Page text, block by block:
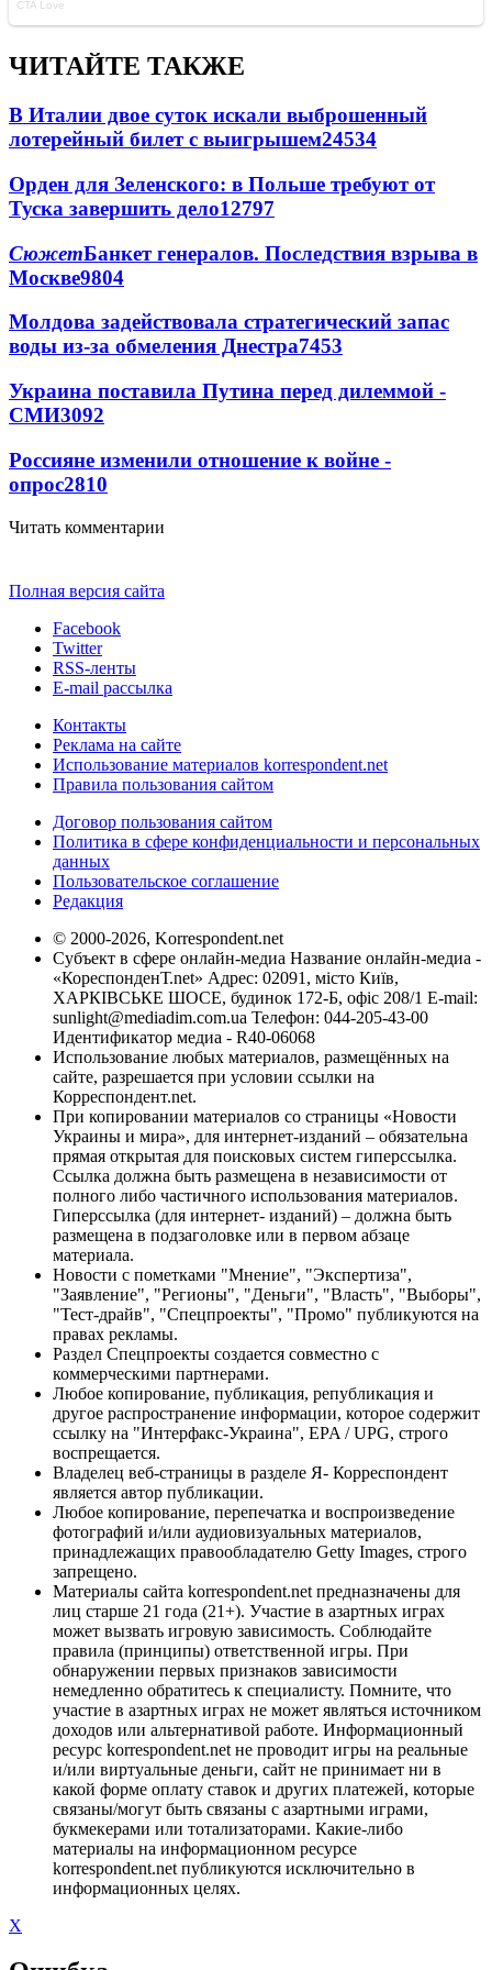
ЧИТАЙТЕ ТАКЖЕ
В Италии двое суток искали выброшенный
лотерейный билет с выигрышем24534
Орден для Зеленского: в Польше требуют от
Туска завершить дело12797
СюжетБанкет генералов. Последствия взрыва в
Москве9804
Молдова задействовала стратегический запас
воды из-за обмеления Днестра7453
Украина поставила Путина перед дилеммой -
СМИ3092
Россияне изменили отношение к войне -
опрос2810
Читать комментарии
Полная версия сайта
Facebook
Twitter
RSS-ленты
E-mail рассылка
Контакты
Реклама на сайте
Использование материалов korrespondent.net
Правила пользования сайтом
Договор пользования сайтом
Политика в сфере конфиденциальности и персональных
данных
Пользовательское соглашение
Редакция
© 2000-2026, Korrespondent.net
Субъект в сфере онлайн-медиа Название онлайн-медиа -
«КореспонденТ.net» Адрес: 02091, місто Київ,
ХАРКІВСЬКЕ ШОСЕ, будинок 172-Б, офіс 208/1 E-mail:
sunlight@mediadim.com.ua Телефон: 044-205-43-00
Идентификатор медиа - R40-06068
Использование любых материалов, размещённых на
сайте, разрешается при условии ссылки на
Корреспондент.net.
При копировании материалов со страницы «Новости
Украины и мира», для интернет-изданий – обязательна
прямая открытая для поисковых систем гиперссылка.
Ссылка должна быть размещена в независимости от
полного либо частичного использования материалов.
Гиперссылка (для интернет- изданий) – должна быть
размещена в подзаголовке или в первом абзаце
материала.
Новости с пометками "Мнение", "Экспертиза",
"Заявление", "Регионы", "Деньги", "Власть", "Выборы",
"Тест-драйв", "Спецпроекты", "Промо" публикуются на
правах рекламы.
Раздел Спецпроекты создается совместно с
коммерческими партнерами.
Любое копирование, публикация, републикация и
другое распространение информации, которое содержит
ссылку на "Интерфакс-Украина", EPA / UPG, строго
воспрещается.
Владелец веб-страницы в разделе Я- Корреспондент
является автор публикации.
Любое копирование, перепечатка и воспроизведение
фотографий и/или аудиовизуальных материалов,
принадлежащих правообладателю Getty Images, строго
запрещено.
Материалы сайта korrespondent.net предназначены для
лиц старше 21 года (21+). Участие в азартных играх
может вызвать игровую зависимость. Соблюдайте
правила (принципы) ответственной игры. При
обнаружении первых признаков зависимости
немедленно обратитесь к специалисту. Помните, что
участие в азартных играх не может являться источником
доходов или альтернативой работе. Информационный
ресурс korrespondent.net не проводит игры на реальные
и/или виртуальные деньги, сайт не принимает ни в
какой форме оплату ставок и других платежей, которые
связаны/могут быть связаны с азартными играми,
букмекерами или тотализаторами. Какие-либо
материалы на информационном ресурсе
korrespondent.net публикуются исключительно в
информационных целях.
X